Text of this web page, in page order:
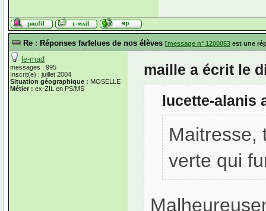
Re : Réponses farfelues de nos élèves [message n° 1200053 est une
le-mad
messages : 995
Inscrit(e) : juillet 2004
Situation géographique : MOSELLE
Métier : ex-ZIL en PS/MS
maille a écrit le
lucette-alanis
Maitresse,
verte qui